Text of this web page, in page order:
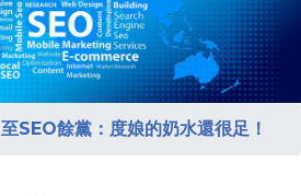
至SEO餘黨：度娘的奶水還很足！